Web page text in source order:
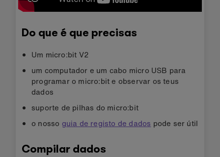
Do que é que precisas
Um micro:bit V2
um computador e um cabo micro USB para
programar o micro:bit e observar os teus
dados
suporte de pilhas do micro:bit
o nosso guia de registo de dados pode ser útil
Compilar dados